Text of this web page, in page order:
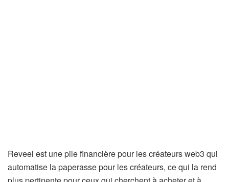
Reveel est une pile financière pour les créateurs web3 qui
automatise la paperasse pour les créateurs, ce qui la rend